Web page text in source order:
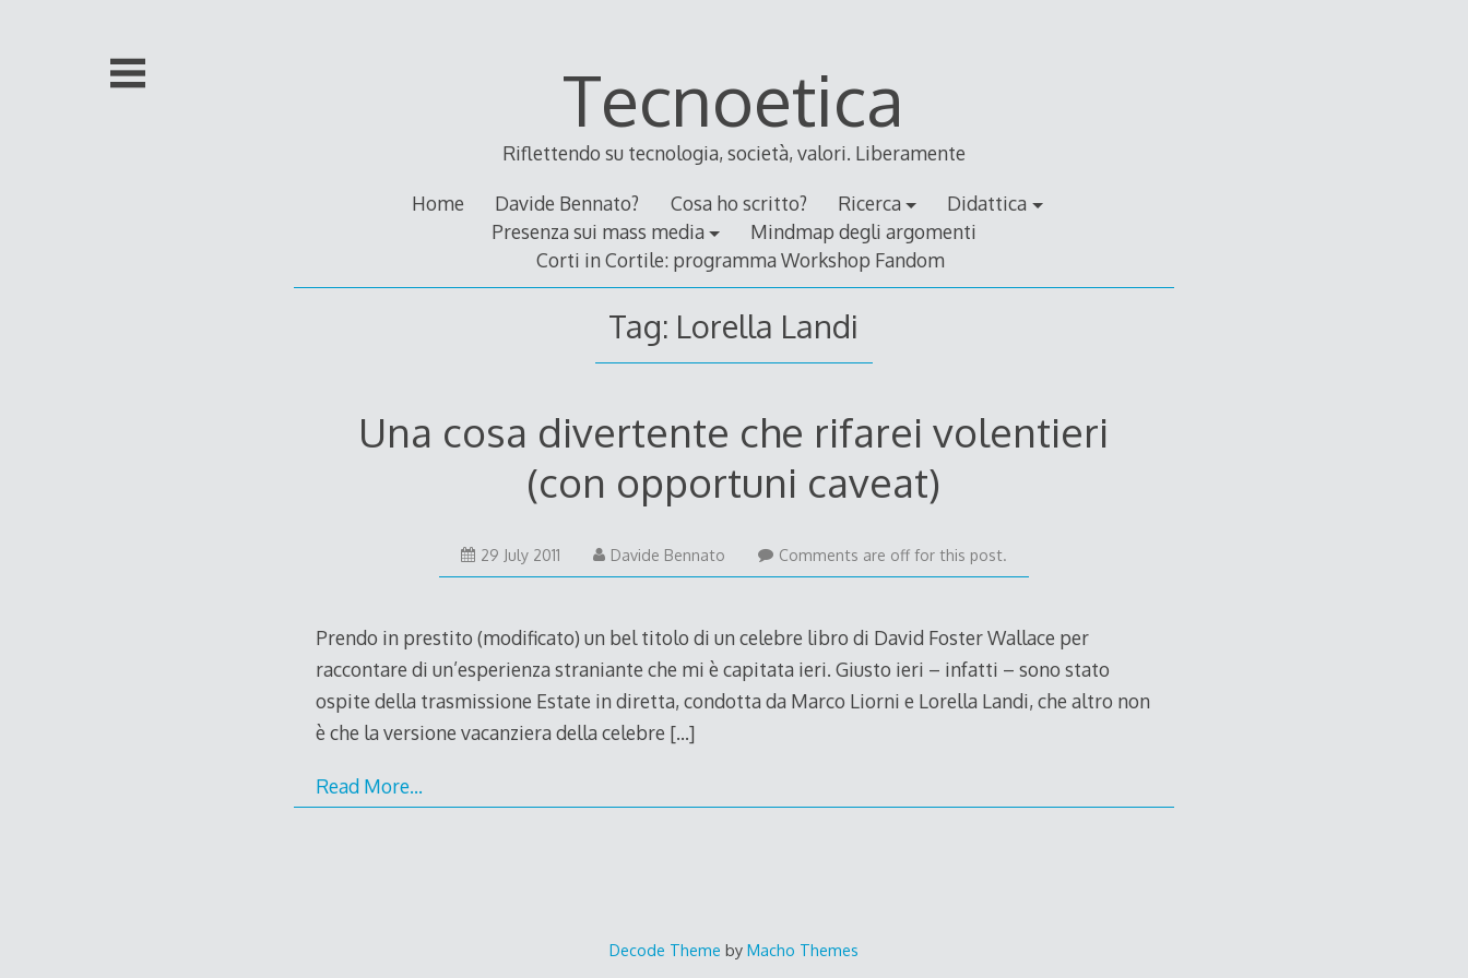
Tecnoetica
Riflettendo su tecnologia, società, valori. Liberamente
Home Davide Bennato? Cosa ho scritto? Ricerca
Didattica
Presenza sui mass media
Mindmap degli argomenti
Corti in Cortile: programma Workshop Fandom
Tag: Lorella Landi
Una cosa divertente che rifarei volentieri
(con opportuni caveat)
29 July 201129
July
Davide Bennato Comments are off for this post.
Prendo in prestito (modificato) un bel titolo di un celebre libro di David Foster Wallace per
raccontare di un’esperienza straniante che mi è capitata ieri. Giusto ieri – infatti – sono stato
ospite della trasmissione Estate in diretta, condotta da Marco Liorni e Lorella Landi, che altro non
è che la versione vacanziera della celebre […]
Read More…
Decode Theme by Macho Themes